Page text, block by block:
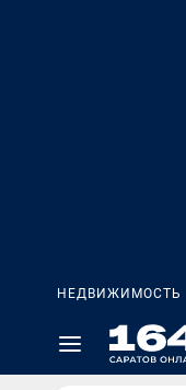
НЕДВИЖИМОСТЬ